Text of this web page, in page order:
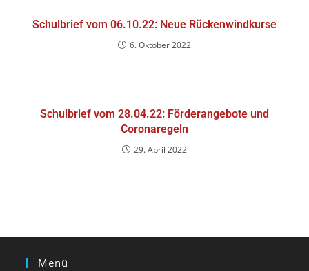
Schulbrief vom 06.10.22: Neue Rückenwindkurse
6. Oktober 2022
Schulbrief vom 28.04.22: Förderangebote und
Coronaregeln
29. April 2022
Menü